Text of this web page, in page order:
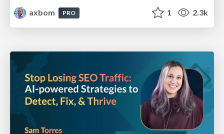
axbom
PRO 1 2.3k